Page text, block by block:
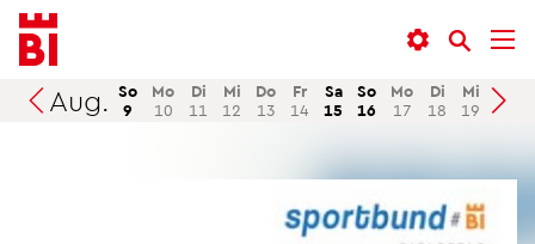
In­
halt
an­
sprin­
Menü
an­
sprin­
gen
Suche
an­
sprin­
gen
Suchen
Aug. So
9
Mo
10
Di
11
Mi
12
Do
13
Fr
14
Sa
15
So
16
Mo
17
Di
18
Mi
19
Do
20